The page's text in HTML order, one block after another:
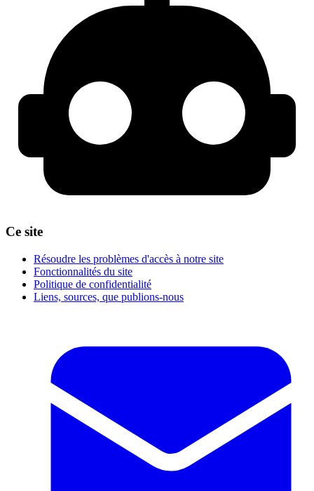
Ce site
Résoudre les problèmes d'accès à notre site
Fonctionnalités du site
Politique de confidentialité
Liens, sources, que publions-nous